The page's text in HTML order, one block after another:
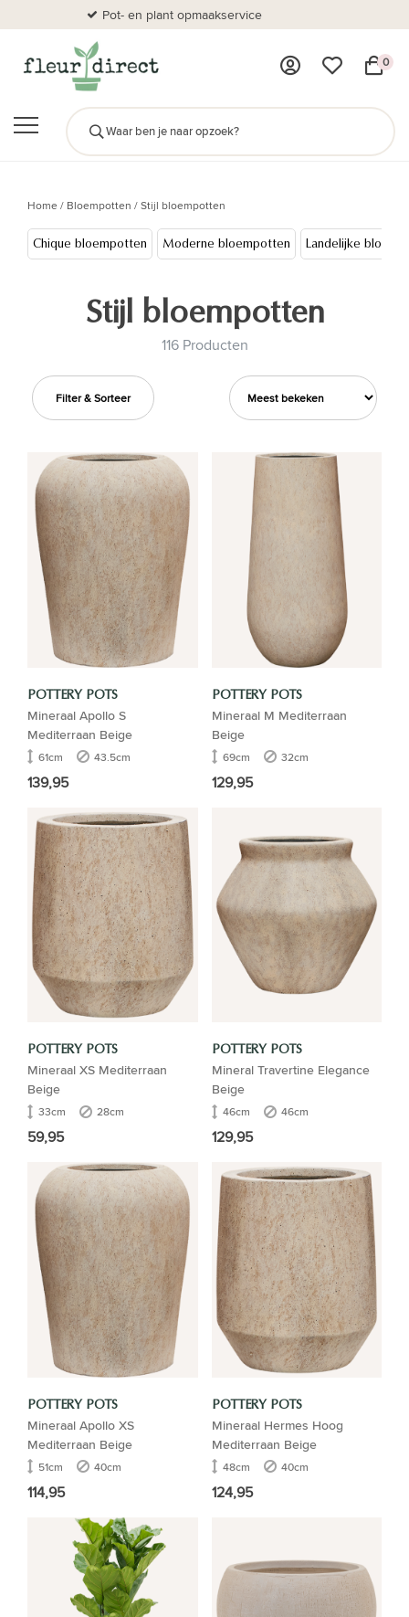
Pot- en plant opmaakservice
0
Home/ Bloempotten /Stijl bloempotten
Chique bloempotten Moderne bloempotten Landelijke
Stijl bloempotten
116 Producten
Filter & Sorteer
POTTERY POTS
Mineraal Apollo S
Mediterraan Beige
61cm 43.5cm
139,95
POTTERY POTS
Mineraal M Mediterraan
Beige
69cm 32cm
129,95
POTTERY POTS
Mineraal XS Mediterraan
Beige
33cm 28cm
59,95
POTTERY POTS
Mineral Travertine Elegance
Beige
46cm 46cm
129,95
POTTERY POTS
Mineraal Apollo XS
Mediterraan Beige
51cm 40cm
114,95
POTTERY POTS
Mineraal Hermes Hoog
Mediterraan Beige
48cm 40cm
124,95